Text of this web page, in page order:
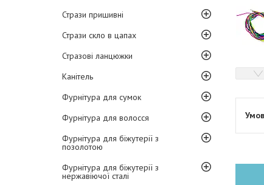
Стрази пришивні
Стрази скло в цапах
Стразові ланцюжки
Канітель
Фурнітура для сумок
Фурнітура для волосся
Фурнітура для біжутерії з
позолотою
Фурнітура для біжутерії з
нержавіючої сталі